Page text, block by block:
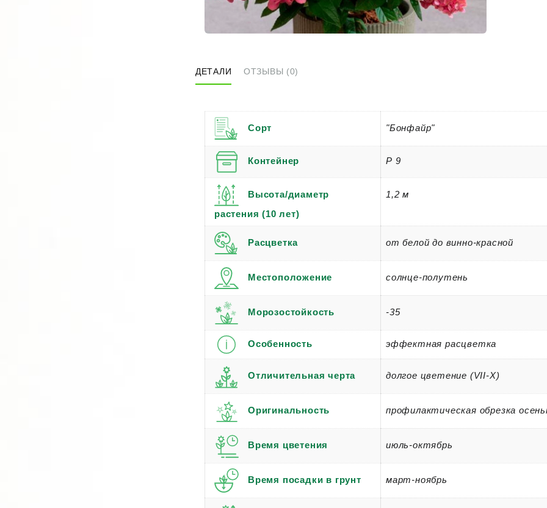
ДЕТАЛИ ОТЗЫВЫ (0)
Сорт "Бонфайр"
Контейнер Р 9
Высота/диаметр
растения (10 лет)
1,2 м
Расцветка от белой до винно-красной
Местоположение солнце-полутень
Морозостойкость -35
Особенность эффектная расцветка
Отличительная черта долгое цветение (VII-X)
Оригинальность профилактическая обрезка
Время цветения июль-октябрь
Время посадки в грунт март-ноябрь